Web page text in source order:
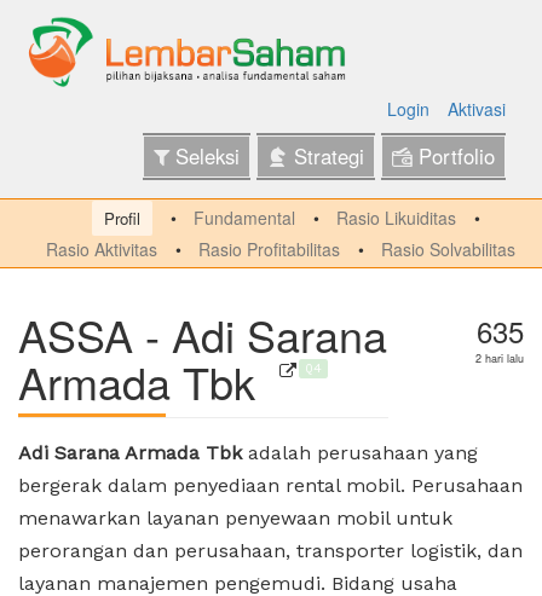
Login Aktivasi
Seleksi Strategi Portfolio
Profil Fundamental
Rasio Likuiditas
Rasio Aktivitas
Rasio Profitabilitas Rasio Solvabilitas
ASSA - Adi Sarana
Armada Tbk Q4
635
2 hari lalu
Adi Sarana Armada Tbkadalah perusahaan yang
bergerak dalam penyediaan rental mobil. Perusahaan
menawarkan layanan penyewaan mobil untuk
perorangan dan perusahaan, transporter logistik, dan
layanan manajemen pengemudi. Bidang usaha